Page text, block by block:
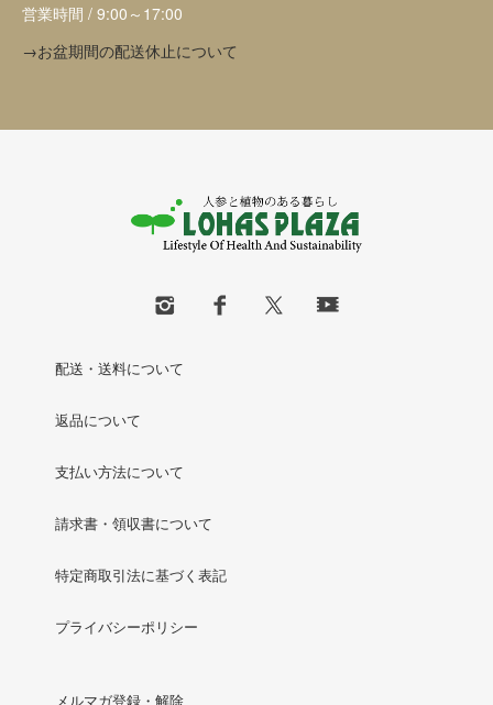
営業時間 / 9:00～17:00
→お盆期間の配送休止について
配送・送料について
返品について
支払い方法について
請求書・領収書について
特定商取引法に基づく表記
プライバシーポリシー
メルマガ登録・解除